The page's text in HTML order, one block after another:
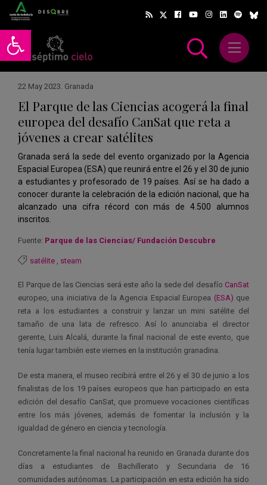
Abrir barra de herramientas
Abrir
22 May 2023. Granada
El Parque de las Ciencias acogerá la final
europea del desafío CanSat que reta a
jóvenes a crear satélites
Granada será la sede del evento organizado por la Agencia
Espacial Europea (ESA) que reunirá entre el 26 y el 30 de junio
a estudiantes y profesorado de 19 países. Así se ha dado a
conocer durante la celebración de la edición nacional, que ha
alcanzado una cifra récord con más de 4.500 alumnos
inscritos.
Fuente: Parque de las Ciencias/ Fundación Descubre
satélite , steam
El Parque de las Ciencias será este año la sede del desafío CanSat
europeo, una iniciativa de la Agencia Espacial Europea (ESA) que
reta a los estudiantes a construir y lanzar un mini satélite del
tamaño de una lata de refresco. Así lo anunciaba el director
gerente, Luis Alcalá, durante la final nacional de este evento, que
tenía lugar también este viernes en la institución granadina.
De esta manera, el museo recibirá entre el 26 y el 30 de junio a los
finalistas de los 19 países europeos que han participado en esta
edición del desafío CanSat, que promueve vocaciones científicas
entre los más jóvenes, además de fomentar la inclusión y la
igualdad de género en ciencia y tecnología.
Concretamente la final nacional ha reunido en Granada durante dos
días a estudiantes de Bachillerato y Secundaria de 16
comunidades autónomas. La participación en esta edición ha sido